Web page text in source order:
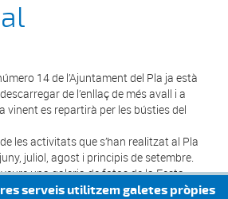
14 de l’Ajuntament del Pla ja està
de l’enllaç de més avall i a
vinent es repartirà per les bústies del
les activitats que s’han realitzat al Pla
juliol, agost i principis de setembre.
una galeria de fotos de la Festa
diversos projectes. I també us
serveis utilitzem galetes pròpies